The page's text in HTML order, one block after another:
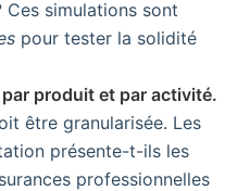
Ces simulations sont
pour tester la solidité
produit et par activité.
être granularisée. Les
présente-t-ils les
professionnelles